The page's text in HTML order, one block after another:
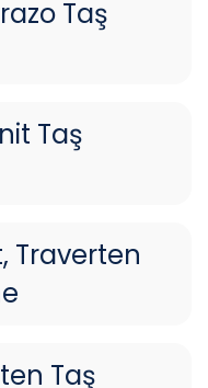
Taş
Taş
Traverten
Taş